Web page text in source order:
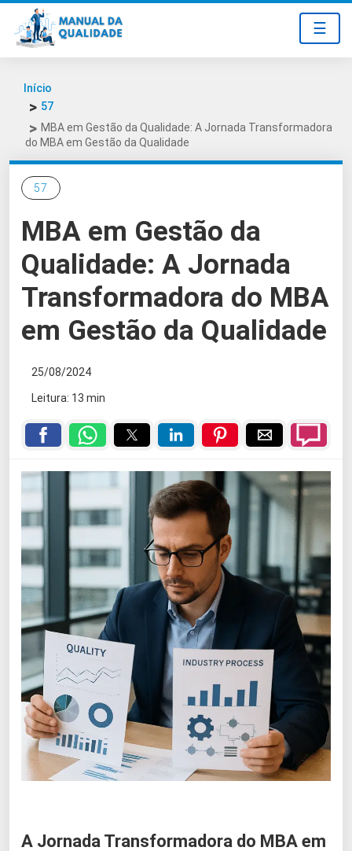
☰
Início
57
MBA em Gestão da Qualidade: A Jornada Transformadora
do MBA em Gestão da Qualidade
57
MBA em Gestão da
Qualidade: A Jornada
Transformadora do MBA
em Gestão da Qualidade
25/08/2024
Leitura: 13 min
A Jornada Transformadora do MBA em